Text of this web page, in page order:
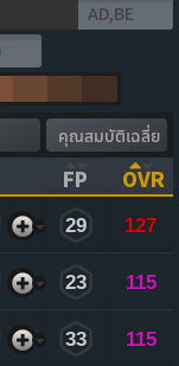
FP
OVR
29 127
23 115
33 115